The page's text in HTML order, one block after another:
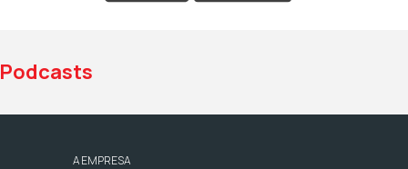
Podcasts
A EMPRESA